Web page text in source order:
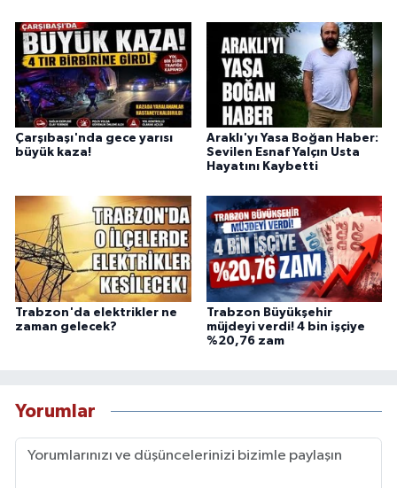
Çarşıbaşı'nda gece yarısı
büyük kaza!
Araklı'yı Yasa Boğan Haber:
Sevilen Esnaf Yalçın Usta
Hayatını Kaybetti
Trabzon'da elektrikler ne
zaman gelecek?
Trabzon Büyükşehir
müjdeyi verdi! 4 bin işçiye
%20,76 zam
Yorumlar